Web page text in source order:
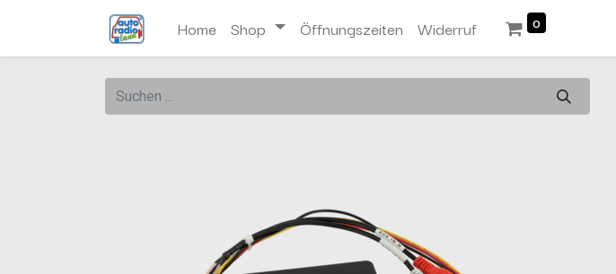
Home Shop Öffnungszeiten Widerruf 0